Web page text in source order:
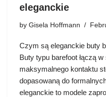
eleganckie
by Gisela Hoffmann
Czym są eleganckie buty
Buty typu barefoot łączą
maksymalnego kontaktu
dopasowaną do
eleganckie to modele